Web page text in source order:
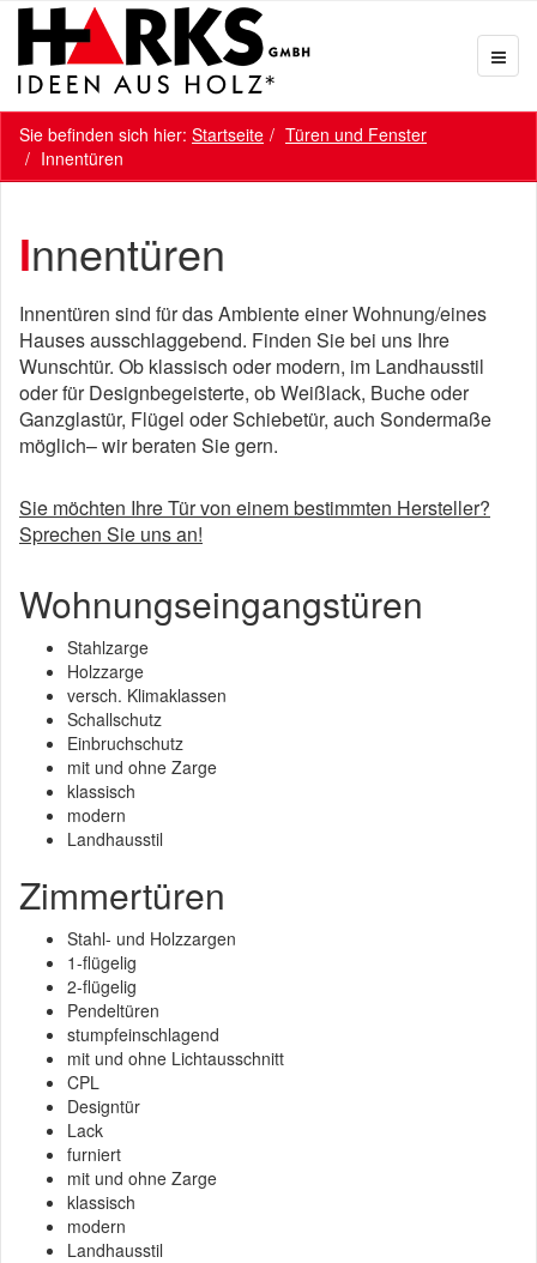
Sie befinden sich hier: Startseite
Türen und Fenster
Innentüren
Innentüren
Innentüren sind für das Ambiente einer Wohnung/eines
Hauses ausschlaggebend. Finden Sie bei uns Ihre
Wunschtür. Ob klassisch oder modern, im Landhausstil
oder für Designbegeisterte, ob Weißlack, Buche oder
Ganzglastür, Flügel oder Schiebetür, auch Sondermaße
möglich– wir beraten Sie gern.
Sie möchten Ihre Tür von einem bestimmten Hersteller?
Sprechen Sie uns an!
Wohnungseingangstüren
Stahlzarge
Holzzarge
versch. Klimaklassen
Schallschutz
Einbruchschutz
mit und ohne Zarge
klassisch
modern
Landhausstil
Zimmertüren
Stahl- und Holzzargen
1-flügelig
2-flügelig
Pendeltüren
stumpfeinschlagend
mit und ohne Lichtausschnitt
CPL
Designtür
Lack
furniert
mit und ohne Zarge
klassisch
modern
Landhausstil